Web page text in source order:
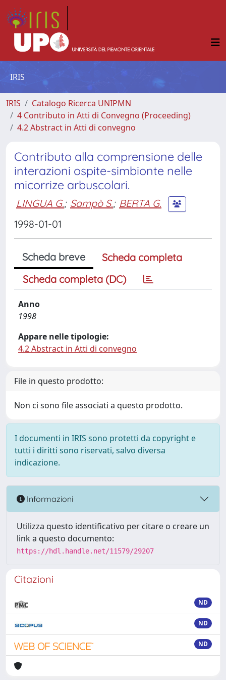
IRIS
IRIS
Catalogo Ricerca UNIPMN
4 Contributo in Atti di Convegno (Proceeding)
4.2 Abstract in Atti di convegno
Contributo alla comprensione delle
interazioni ospite-simbionte nelle
micorrize arbuscolari.
LINGUA G.; Sampò S.; BERTA G.
1998-01-01
Scheda breve
Scheda completa
Scheda completa (DC)
Anno
1998
Appare nelle tipologie:
4.2 Abstract in Atti di convegno
File in questo prodotto:
Non ci sono file associati a questo prodotto.
I documenti in IRIS sono protetti da copyright e
tutti i diritti sono riservati, salvo diversa
indicazione.
Informazioni
Utilizza questo identificativo per citare o creare un
link a questo documento:
https://hdl.handle.net/11579/29207
Citazioni
ND
ND
ND